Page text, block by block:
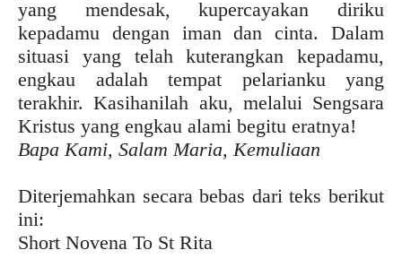
yang mendesak, kupercayakan diriku
kepadamu dengan iman dan cinta. Dalam
situasi yang telah kuterangkan kepadamu,
engkau adalah tempat pelarianku yang
terakhir. Kasihanilah aku, melalui Sengsara
Kristus yang engkau alami begitu eratnya!
Bapa Kami, Salam Maria, Kemuliaan
Diterjemahkan secara bebas dari teks berikut
ini:
Short Novena To St Rita